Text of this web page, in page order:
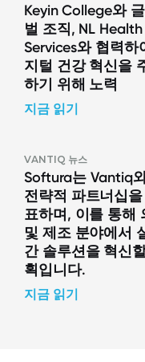
Keyin College와
벌 조직, NL Health
Services와 협력하
지털 건강 혁신을
하기 위해 노력
지금 읽기
VANTIQ 뉴스
Softura는 Vantiq
전략적 파트너십
표하며, 이를 통해
및 제조 분야에서
간 솔루션을 혁신
획입니다.
지금 읽기